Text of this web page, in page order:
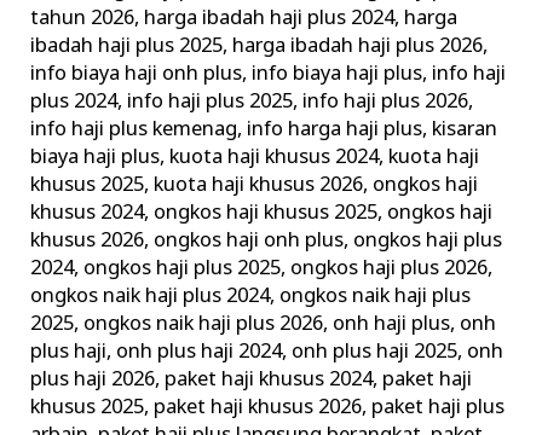
tahun 2026, harga ibadah haji plus 2024, harga
ibadah haji plus 2025, harga ibadah haji plus 2026,
info biaya haji onh plus, info biaya haji plus, info haji
plus 2024, info haji plus 2025, info haji plus 2026,
info haji plus kemenag, info harga haji plus, kisaran
biaya haji plus, kuota haji khusus 2024, kuota haji
khusus 2025, kuota haji khusus 2026, ongkos haji
khusus 2024, ongkos haji khusus 2025, ongkos haji
khusus 2026, ongkos haji onh plus, ongkos haji plus
2024, ongkos haji plus 2025, ongkos haji plus 2026,
ongkos naik haji plus 2024, ongkos naik haji plus
2025, ongkos naik haji plus 2026, onh haji plus, onh
plus haji, onh plus haji 2024, onh plus haji 2025, onh
plus haji 2026, paket haji khusus 2024, paket haji
khusus 2025, paket haji khusus 2026, paket haji plus